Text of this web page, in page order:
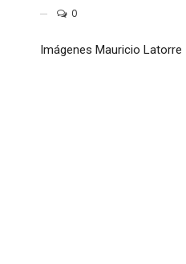
0
Imágenes Mauricio Latorre